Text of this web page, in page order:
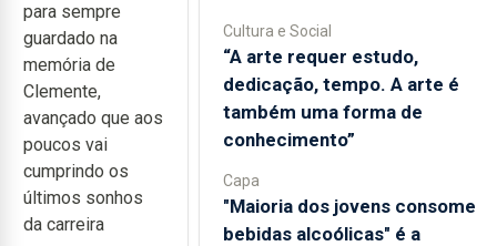
para sempre
guardado na
memória de
Clemente,
avançado que aos
poucos vai
cumprindo os
últimos sonhos
da carreira
Cultura e Social
“A arte requer estudo,
dedicação, tempo. A arte é
também uma forma de
conhecimento”
Capa
"Maioria dos jovens consome
bebidas alcoólicas" é a